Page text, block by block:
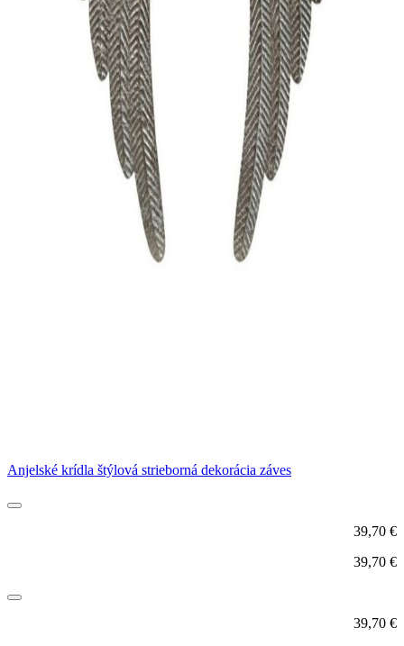
Anjelské krídla štýlová strieborná dekorácia záves
39,70 €
39,70 €
39,70 €